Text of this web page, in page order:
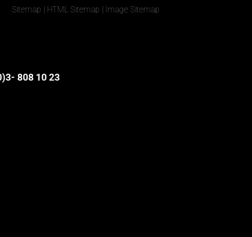
Sitemap
HTML Sitemap Image Sitemap
808 10 23